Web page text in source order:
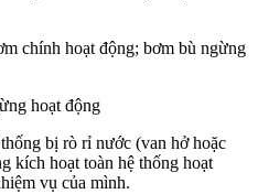
chính hoạt động; bơm bù ngừng
hoạt động
bị rò rỉ nước (van hở hoặc
kích hoạt toàn hệ thống hoạt
vụ của mình.